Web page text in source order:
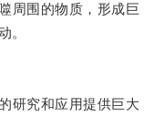
围的物质，形成巨
。
究和应用提供巨大